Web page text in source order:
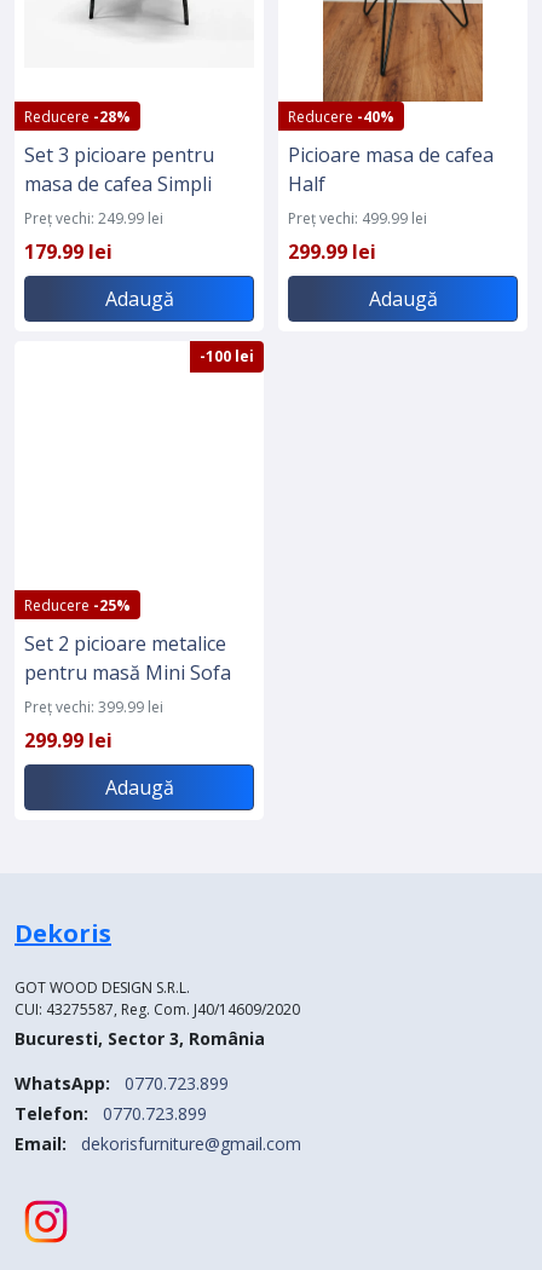
Reducere -28%
Set 3 picioare pentru
masa de cafea Simpli
Preț vechi: 249.99 lei
179.99 lei
Adaugă
Reducere -40%
Picioare masa de cafea
Half
Preț vechi: 499.99 lei
299.99 lei
Adaugă
Reducere -25%
-100 lei
Set 2 picioare metalice
pentru masă Mini Sofa
Preț vechi: 399.99 lei
299.99 lei
Adaugă
Dekoris
GOT WOOD DESIGN S.R.L.
CUI: 43275587, Reg. Com. J40/14609/2020
Bucuresti, Sector 3, România
WhatsApp:
0770.723.899
Telefon:
0770.723.899
Email:
dekorisfurniture@gmail.com